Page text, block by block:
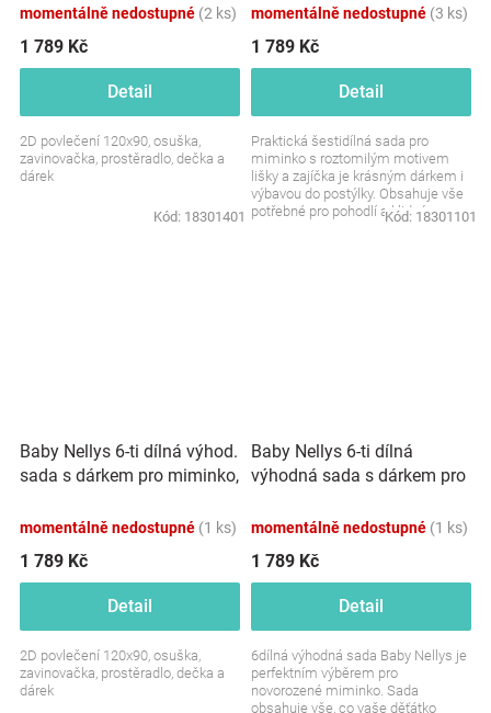
momentálně nedostupné (2 ks)
1 789 Kč
Detail
2D povlečení 120x90, osuška,
zavinovačka, prostěradlo, dečka a
dárek
Kód: 18301401
momentálně nedostupné (3 ks)
1 789 Kč
Detail
Praktická šestidílná sada pro
miminko s roztomilým motivem
lišky a zajíčka je krásným dárkem i
výbavou do postýlky. Obsahuje vše
potřebné pro pohodlí a klidný
Kód: 18301101
Baby Nellys 6-ti dílná výhod.
sada s dárkem pro miminko,
růžová
momentálně nedostupné (1 ks)
1 789 Kč
Detail
2D povlečení 120x90, osuška,
zavinovačka, prostěradlo, dečka a
dárek
Baby Nellys 6-ti dílná
výhodná sada s dárkem pro
Begónie
momentálně nedostupné (1 ks)
1 789 Kč
Detail
6dílná výhodná sada Baby Nellys je
perfektním výběrem pro
novorozené miminko. Sada
obsahuje vše, co vaše děťátko